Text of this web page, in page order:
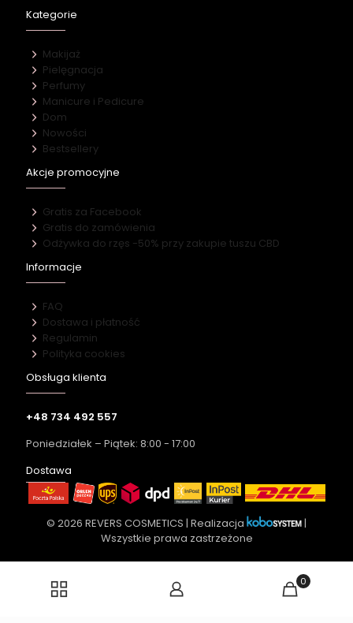
Kategorie
Makijaż
Pielęgnacja
Perfumy
Manicure i Pedicure
Dom
Nowości
Bestsellery
Akcje promocyjne
Gratis za Facebook
Gratis do zamówienia
Odżywka do rzęs -50% przy zakupie tuszu CBD
Informacje
FAQ
Dostawa i płatność
Regulamin
Polityka cookies
Obsługa klienta
+48 734 492 557
Poniedziałek – Piątek: 8:00 - 17:00
Dostawa
© 2026 REVERS COSMETICS | Realizacja
|
Wszystkie prawa zastrzeżone
0